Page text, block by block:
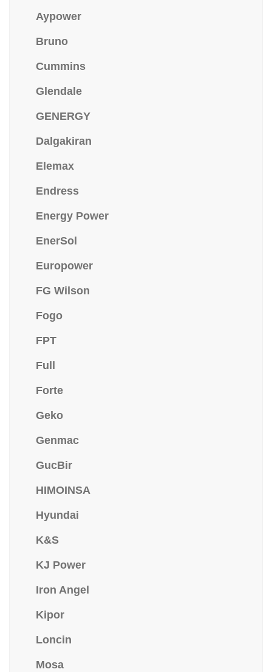
Aypower
Bruno
Cummins
Glendale
GENERGY
Dalgakiran
Elemax
Endress
Energy Power
EnerSol
Europower
FG Wilson
Fogo
FPT
Full
Forte
Geko
Genmac
GucBir
HIMOINSA
Hyundai
K&S
KJ Power
Iron Angel
Kipor
Loncin
Mosa